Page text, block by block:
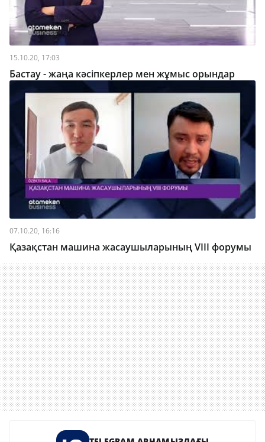
15.10.20, 17:03
Бастау - жаңа кәсіпкерлер мен жұмыс орындар
07.10.20, 16:16
Қазақстан машина жасаушыларының VIII форумы